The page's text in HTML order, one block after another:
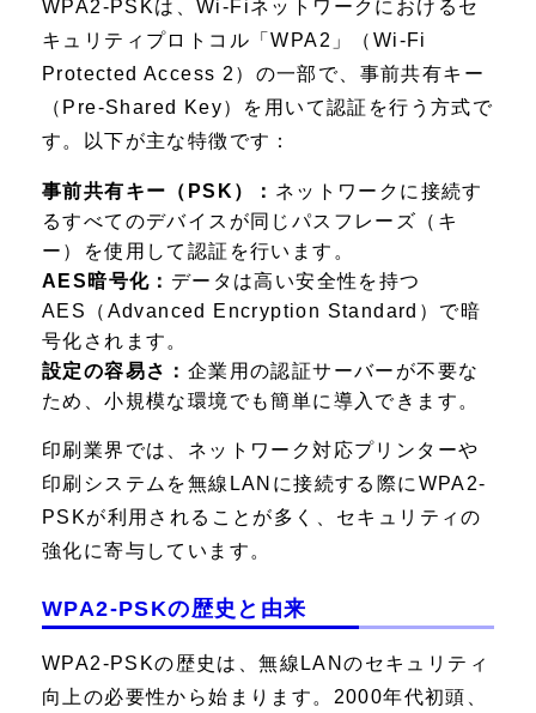
WPA2-PSKは、Wi-Fiネットワークにおけるセ
キュリティプロトコル「WPA2」（Wi-Fi
Protected Access 2）の一部で、事前共有キー
（Pre-Shared Key）を用いて認証を行う方式で
す。以下が主な特徴です：
事前共有キー（PSK）： ネットワークに接続す
るすべてのデバイスが同じパスフレーズ（キ
ー）を使用して認証を行います。
AES暗号化： データは高い安全性を持つ
AES（Advanced Encryption Standard）で暗
号化されます。
設定の容易さ： 企業用の認証サーバーが不要な
ため、小規模な環境でも簡単に導入できます。
印刷業界では、ネットワーク対応プリンターや
印刷システムを無線LANに接続する際にWPA2-
PSKが利用されることが多く、セキュリティの
強化に寄与しています。
WPA2-PSKの歴史と由来
WPA2-PSKの歴史は、無線LANのセキュリティ
向上の必要性から始まります。2000年代初頭、